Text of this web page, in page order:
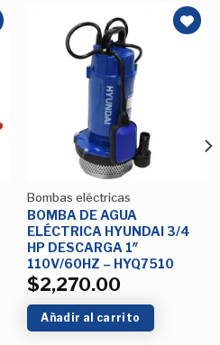
Bombas eléctricas
BOMBA DE AGUA
ELÉCTRICA HYUNDAI 3/4
HP DESCARGA 1″
110V/60HZ – HYQ7510
$2,270.00
Añadir al carrito